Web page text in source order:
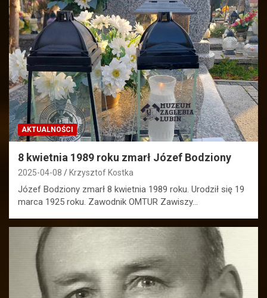
AKTUALNOŚCI
8 kwietnia 1989 roku zmarł Józef Bodziony
2025-04-08 Krzysztof Kostka
Józef Bodziony zmarł 8 kwietnia 1989 roku. Urodził się 19
marca 1925 roku. Zawodnik OMTUR Zawiszy…